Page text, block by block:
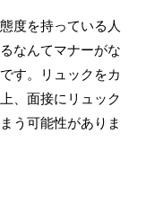
度を持っている人
なんてマナーがな
す。リュックをカ
、面接にリュック
う可能性がありま